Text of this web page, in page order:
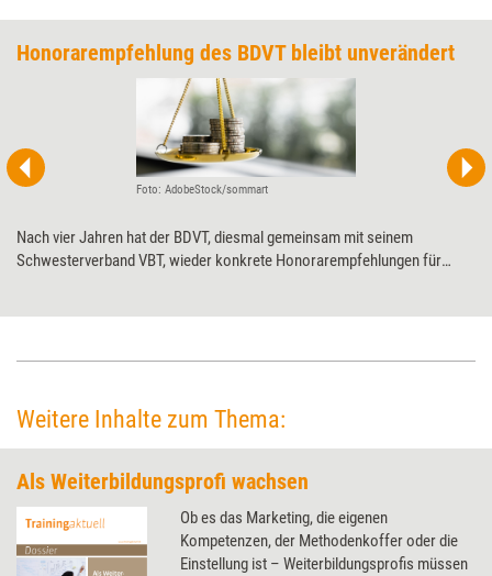
Honorarempfehlung des BDVT bleibt unverändert
Foto: AdobeStock/sommart
Nach vier Jahren hat der BDVT, diesmal gemeinsam mit seinem
Schwesterverband VBT, wieder konkrete Honorarempfehlungen für
Weitere Inhalte zum Thema:
Als Weiterbildungsprofi wachsen
Ob es das Marketing, die eigenen
Kompetenzen, der Methodenkoffer oder die
Einstellung ist – Weiterbildungsprofis müssen